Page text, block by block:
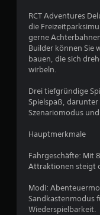
RCT Adventures
die
gerne
Builder können Sie
bauen, die sich
wirbeln.
Drei tiefgründige
Spielspaß,
Szenariomodus
Hauptmerkmale
Fahrgeschäfte: Mit
Attraktionen steigt
Modi:
Sandkastenmodus
Wiederspielbarkeit.